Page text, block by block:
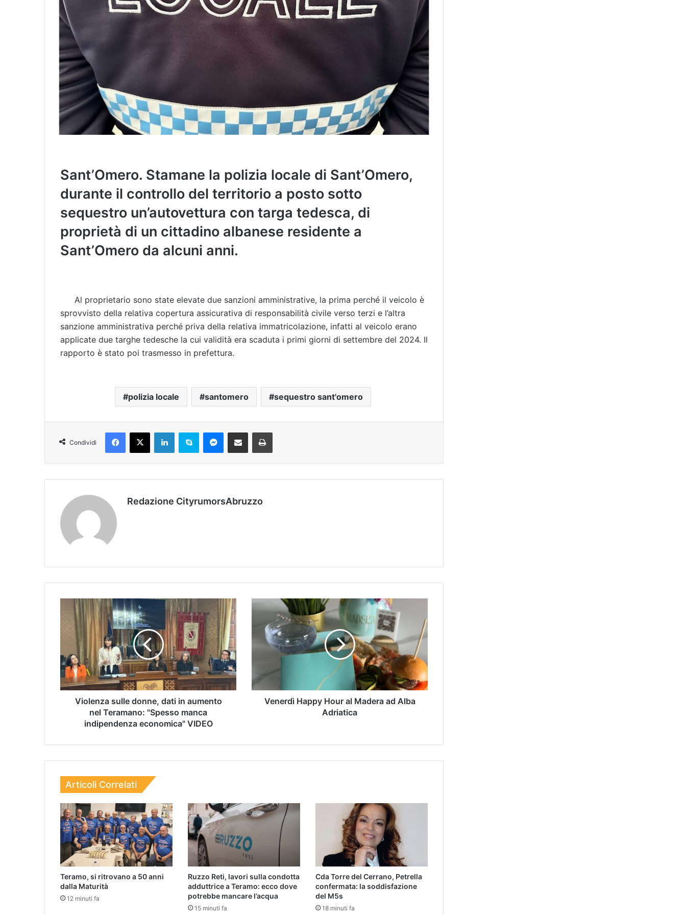
Sant’Omero. Stamane la polizia locale di Sant’Omero,
durante il controllo del territorio a posto sotto
sequestro un’autovettura con targa tedesca, di
proprietà di un cittadino albanese residente a
Sant’Omero da alcuni anni.
Al proprietario sono state elevate due sanzioni amministrative, la prima perché il veicolo è
sprovvisto della relativa copertura assicurativa di responsabilità civile verso terzi e l’altra
sanzione amministrativa perché priva della relativa immatricolazione, infatti al veicolo erano
applicate due targhe tedesche la cui validità era scaduta i primi giorni di settembre del 2024. Il
rapporto è stato poi trasmesso in prefettura.
polizia locale santomero sequestro sant'omero
Condividi
Redazione CityrumorsAbruzzo
Violenza sulle donne, dati in aumento
nel Teramano: "Spesso manca
indipendenza economica" VIDEO
Venerdì Happy Hour al Madera ad Alba
Adriatica
Articoli Correlati
Teramo, si ritrovano a 50 anni
dalla Maturità
12 minuti fa
Ruzzo Reti, lavori sulla condotta
adduttrice a Teramo: ecco dove
potrebbe mancare l’acqua
15 minuti fa
Cda Torre del Cerrano, Petrella
confermata: la soddisfazione
del M5s
18 minuti fa